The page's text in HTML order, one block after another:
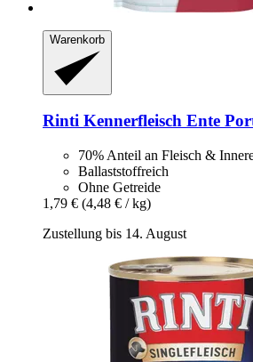
Warenkorb
Rinti Kennerfleisch Ente
70% Anteil an Fleisch &
Ballaststoffreich
Ohne Getreide
1,79 € (4,48 € / kg)
Zustellung bis 14. August